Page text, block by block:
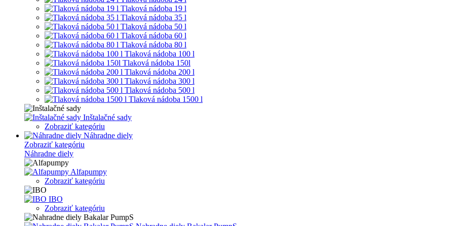
Tlaková nádoba 19 l
Tlaková nádoba 35 l
Tlaková nádoba 50 l
Tlaková nádoba 60 l
Tlaková nádoba 80 l
Tlaková nádoba 100 l
Tlaková nádoba 150l
Tlaková nádoba 200 l
Tlaková nádoba 300 l
Tlaková nádoba 500 l
Tlaková nádoba 1500 l
Inštalačné sady
Zobraziť kategóriu
Náhradne diely
Zobraziť kategóriu
Náhradne diely
Alfapumpy
Zobraziť kategóriu
IBO
Zobraziť kategóriu